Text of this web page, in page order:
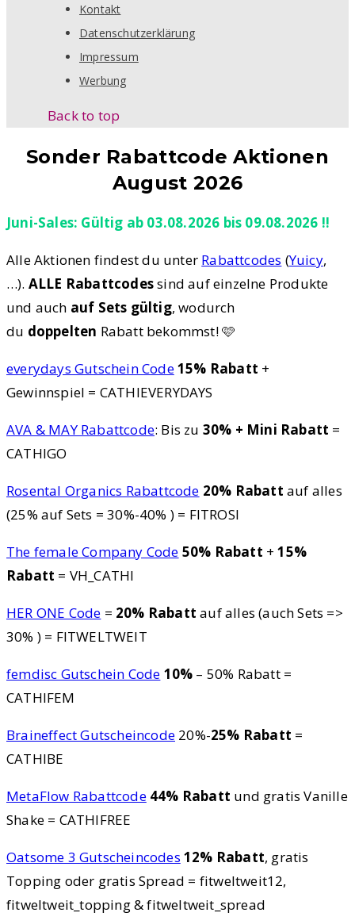
Kontakt
Datenschutzerklärung
Impressum
Werbung
Back to top
Sonder Rabattcode Aktionen
August 2026
Juni-Sales: Gültig ab 03.08.2026 bis 09.08.2026 !!
Alle Aktionen findest du unter Rabattcodes (Yuicy,
…). ALLE Rabattcodessind auf einzelne Produkte
und auch auf Sets gültig, wodurch
du doppelten Rabatt bekommst! 🩷
everydays Gutschein Code15% Rabatt +
Gewinnspiel = CATHIEVERYDAYS
AVA & MAY Rabattcode: Bis zu 30% + Mini Rabatt =
CATHIGO
Rosental Organics Rabattcode 20% Rabatt auf alles
(25% auf Sets = 30%-40% ) = FITROSI
The female Company Code 50% Rabatt +15%
Rabatt = VH_CATHI
HER ONE Code = 20% Rabatt auf alles (auch Sets =>
30% ) = FITWELTWEIT
femdisc Gutschein Code 10% – 50% Rabatt =
CATHIFEM
Braineffect Gutscheincode 20%-25% Rabatt =
CATHIBE
MetaFlow Rabattcode 44% Rabatt und gratis Vanille
Shake = CATHIFREE
Oatsome 3 Gutscheincodes 12% Rabatt, gratis
Topping oder gratis Spread = fitweltweit12,
fitweltweit_topping & fitweltweit_spread